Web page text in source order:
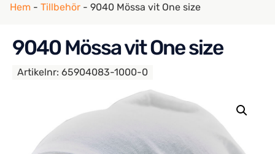
Hem - Tillbehör - 9040 Mössa vit One size
9040 Mössa vit One size
Artikelnr: 65904083-1000-0